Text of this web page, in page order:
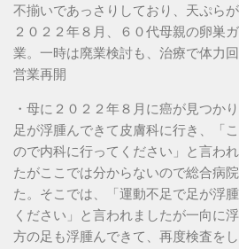
不揃いであっさりしており、天ぷら
２０２２年８月、６０代母親の卵巣
業。一時は廃業検討も、治療で体力
営業再開
・母に２０２２年８月に癌が見つか
足が浮腫んできて皮膚科に行き、「
ので内科に行ってください」と言わ
たがここでは分からないので総合病
た。そこでは、「運動不足で足が浮
ください」と言われましたが一向に
方の足も浮腫んできて、再度検査を